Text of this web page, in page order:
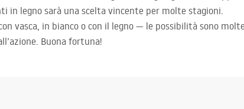
in legno sarà una scelta vincente per molte stagioni.
vasca, in bianco o con il legno — le possibilità sono
Buona fortuna!